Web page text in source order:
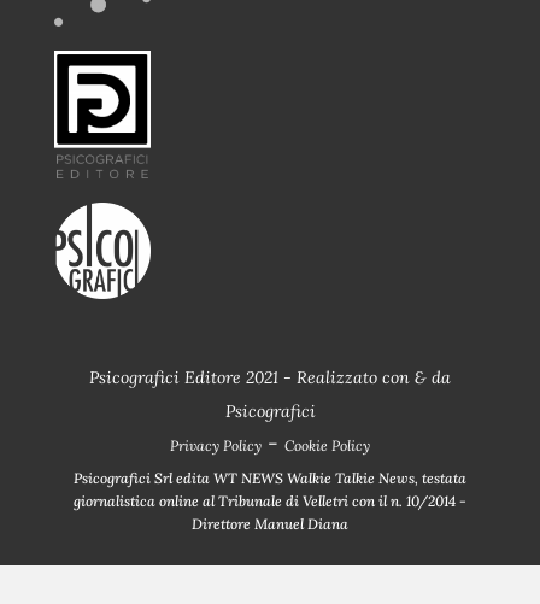
Psicografici Editore 2021 - Realizzato con & da
Psicografici
Privacy Policy - Cookie Policy
Psicografici Srl edita WT NEWS Walkie Talkie News, testata
giornalistica online al Tribunale di Velletri con il n. 10/2014 -
Direttore Manuel Diana